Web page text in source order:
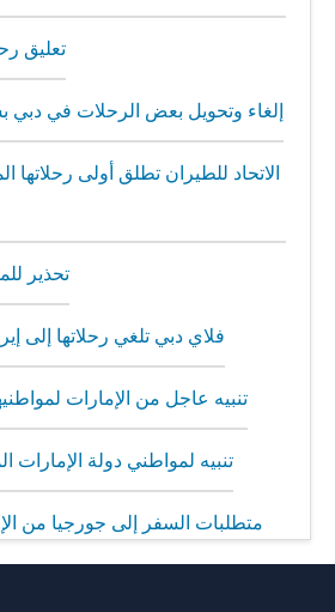
تعليق
إلغاء وتحويل بعض الرحلات في دبي
الاتحاد للطيران تطلق أولى رحلاتها
تحذير
فلاي دبي تلغي رحلاتها إلى إيران ليوم 9
تنبيه عاجل من الإمارات
تنبيه لمواطني دولة الإمارات
متطلبات السفر إلى جورجيا من